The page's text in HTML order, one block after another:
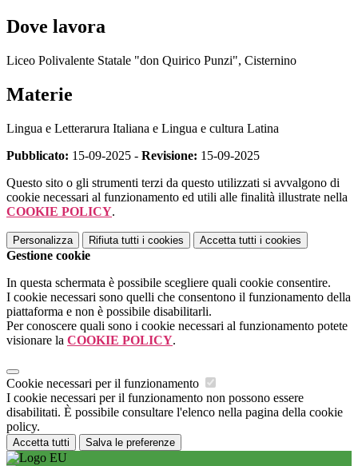
Dove lavora
Liceo Polivalente Statale "don Quirico Punzi", Cisternino
Materie
Lingua e Letterarura Italiana e Lingua e cultura Latina
Pubblicato: 15-09-2025 - Revisione: 15-09-2025
Questo sito o gli strumenti terzi da questo utilizzati si avvalgono di
cookie necessari al funzionamento ed utili alle finalità illustrate nella
COOKIE POLICY.
Personalizza Rifiuta tutti i cookies Accetta tutti i cookies
Gestione cookie
In questa schermata è possibile scegliere quali cookie consentire.
I cookie necessari sono quelli che consentono il funzionamento della
piattaforma e non è possibile disabilitarli.
Per conoscere quali sono i cookie necessari al funzionamento potete
visionare la COOKIE POLICY.
Cookie necessari per il funzionamento
I cookie necessari per il funzionamento non possono essere
disabilitati. È possibile consultare l'elenco nella pagina della cookie
policy.
Accetta tutti Salva le preferenze